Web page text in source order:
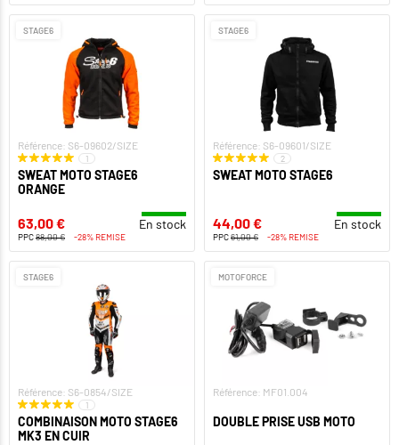
STAGE6
Référence: S6-09602/SIZE
1
SWEAT MOTO STAGE6
ORANGE
63,00 € En stock
PPC88,00 € -28% REMISE
STAGE6
Référence: S6-09601/SIZE
2
SWEAT MOTO STAGE6
44,00 € En stock
PPC61,00 € -28% REMISE
STAGE6
Référence: S6-0854/SIZE
1
COMBINAISON MOTO STAGE6
MK3 EN CUIR
MOTOFORCE
Référence: MF01.004
DOUBLE PRISE USB MOTO